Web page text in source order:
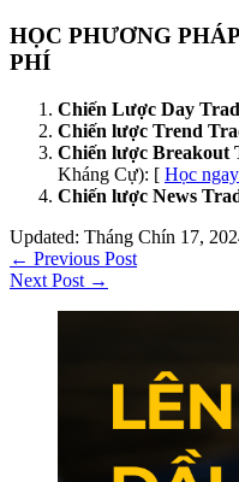
HỌC PHƯƠNG
PHÍ
Chiến Lược Day
Chiến lược Trend
Chiến lược Breakout
Kháng Cự): [ Học ngay
Chiến lược News
Updated: Tháng Chín 17,
← Previous Post
Next Post →